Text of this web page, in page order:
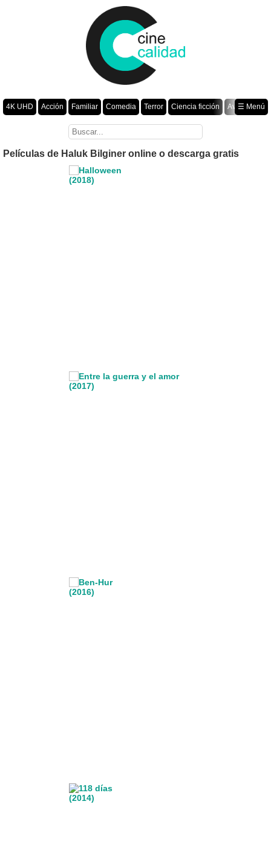
4K UHD Acción Familiar Comedia Terror Ciencia ficción
Aventura
Romance Fantasía Drama Animación Crimen
☰ Menú
Películas de Haluk Bilginer online o descarga gratis